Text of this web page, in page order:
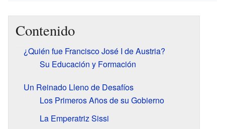
Contenido
¿Quién fue Francisco José I de Austria?
Su Educación y Formación
Un Reinado Lleno de Desafíos
Los Primeros Años de su Gobierno
La Emperatriz Sissi